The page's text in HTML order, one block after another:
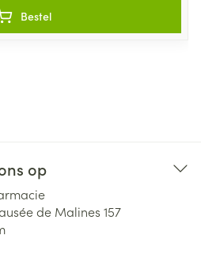
Bestel
op
de Malines 157